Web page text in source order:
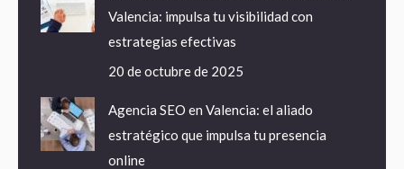
Valencia: impulsa tu visibilidad con
estrategias efectivas
20 de octubre de 2025
Agencia SEO en Valencia: el aliado
estratégico que impulsa tu presencia
online